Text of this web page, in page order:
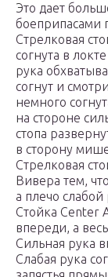
Это дает
Стрелковая
согнута в
рука
согнут и
немного
на стороне
стопа
в сторону
Стрелковая
Вивера тем,
а плечо
Стойка Center
впереди, а
Сильная рука
Слабая рука